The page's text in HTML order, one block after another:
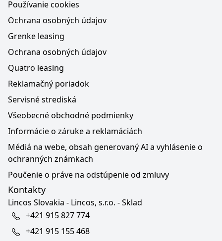
Používanie cookies
Ochrana osobných údajov
Grenke leasing
Ochrana osobných údajov
Quatro leasing
Reklamačný poriadok
Servisné strediská
Všeobecné obchodné podmienky
Informácie o záruke a reklamáciách
Médiá na webe, obsah generovaný AI a vyhlásenie o
ochranných známkach
Poučenie o práve na odstúpenie od zmluvy
Kontakty
Lincos Slovakia - Lincos, s.r.o. - Sklad
+421 915 827 774
+421 915 155 468